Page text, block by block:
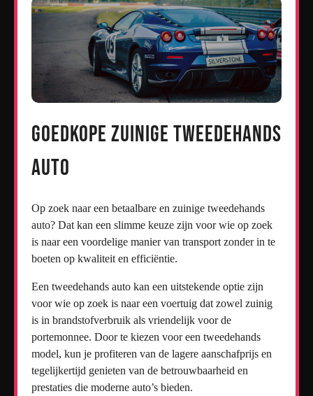
Goedkope Zuinige Tweedehands
Auto
Op zoek naar een betaalbare en zuinige tweedehands
auto? Dat kan een slimme keuze zijn voor wie op zoek
is naar een voordelige manier van transport zonder in te
boeten op kwaliteit en efficiëntie.
Een tweedehands auto kan een uitstekende optie zijn
voor wie op zoek is naar een voertuig dat zowel zuinig
is in brandstofverbruik als vriendelijk voor de
portemonnee. Door te kiezen voor een tweedehands
model, kun je profiteren van de lagere aanschafprijs en
tegelijkertijd genieten van de betrouwbaarheid en
prestaties die moderne auto’s bieden.